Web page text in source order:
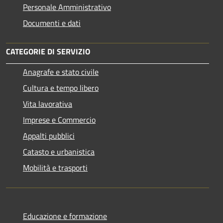
Personale Amministrativo
Documenti e dati
CATEGORIE DI SERVIZIO
Anagrafe e stato civile
Cultura e tempo libero
Vita lavorativa
Imprese e Commercio
Appalti pubblici
Catasto e urbanistica
Mobilità e trasporti
Educazione e formazione